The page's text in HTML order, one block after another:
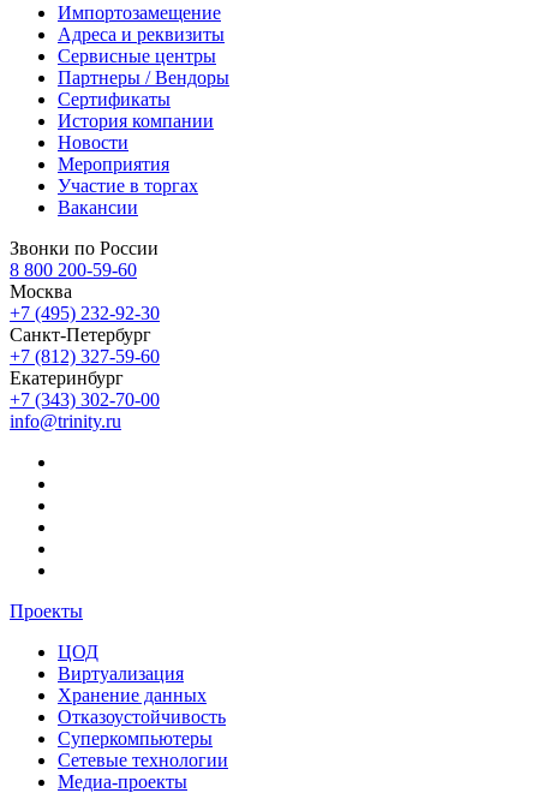
Импортозамещение
Адреса и реквизиты
Сервисные центры
Партнеры / Вендоры
Сертификаты
История компании
Новости
Мероприятия
Участие в торгах
Вакансии
Звонки по России
8 800 200-59-60
Москва
+7 (495) 232-92-30
Санкт-Петербург
+7 (812) 327-59-60
Екатеринбург
+7 (343) 302-70-00
info@trinity.ru
Проекты
ЦОД
Виртуализация
Хранение данных
Отказоустойчивость
Суперкомпьютеры
Сетевые технологии
Медиа-проекты